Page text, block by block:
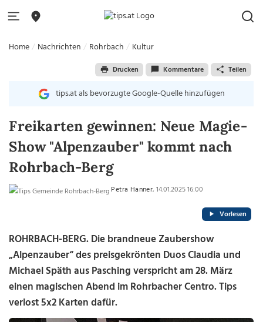
Home Nachrichten Rohrbach Kultur
Drucken Kommentare Teilen
tips.at als bevorzugte Google-Quelle hinzufügen
Freikarten gewinnen: Neue Magie-
Show "Alpenzauber" kommt nach
Rohrbach-Berg
Petra Hanner, 14.01.2025 16:00
Vorlesen
ROHRBACH-BERG.Die brandneue Zaubershow
„Alpenzauber“ des preisgekrönten Duos Claudia und
Michael Späth aus Pasching verspricht am 28. März
einen magischen Abend im Rohrbacher Centro. Tips
verlost 5x2 Karten dafür.